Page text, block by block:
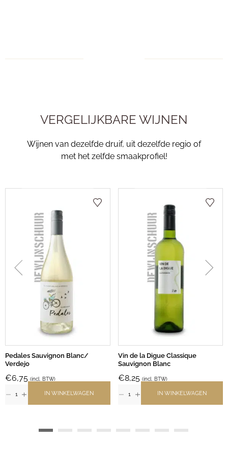
VERGELIJKBARE WIJNEN
Wijnen van dezelfde druif, uit dezelfde regio of
met het zelfde smaakprofiel!
Pedales Sauvignon Blanc/
Verdejo
€6,75 (incl. BTW)
IN WINKELWAGEN
Vin de la Digue Classique
Sauvignon Blanc
€8,25 (incl. BTW)
IN WINKELWAGEN